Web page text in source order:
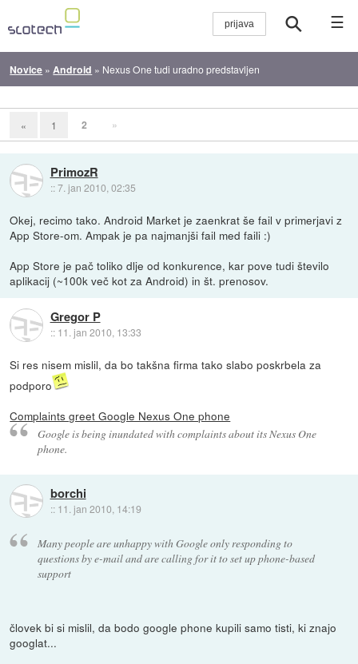
☰
Novice » Android » Nexus One tudi uradno predstavljen
« 1 2 »
PrimozR
::7. jan 2010, 02:35
Okej, recimo tako. Android Market je zaenkrat še fail v primerjavi z
App Store-om. Ampak je pa najmanjši fail med faili :)
App Store je pač toliko dlje od konkurence, kar pove tudi število
aplikacij (~100k več kot za Android) in št. prenosov.
Gregor P
:: 11. jan 2010, 13:33
Si res nisem mislil, da bo takšna firma tako slabo poskrbela za
podporo
Complaints greet Google Nexus One phone
Google is being inundated with complaints about its Nexus One
phone.
borchi
:: 11. jan 2010, 14:19
Many people are unhappy with Google only responding to
questions by e-mail and are calling for it to set up phone-based
support
človek bi si mislil, da bodo google phone kupili samo tisti, ki znajo
googlat...